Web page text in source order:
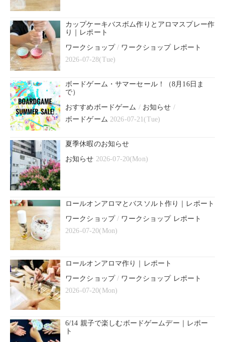
カップケーキバスボム作りとアロマスプレー作
り｜レポート
ワークショップ/ ワークショップ レポート
2026-07-28(Tue)
ボードゲーム・サマーセール！（8月16日ま
で）
おすすめボードゲーム / お知らせ /
ボードゲーム 2026-07-21(Tue)
夏季休暇のお知らせ
お知らせ 2026-07-20(Mon)
ロールオンアロマとバスソルト作り｜レポート
ワークショップ/ ワークショップ レポート
2026-07-20(Mon)
ロールオンアロマ作り｜レポート
ワークショップ/ ワークショップ レポート
2026-07-20(Mon)
6/14 親子で楽しむボードゲームデー｜レポー
ト